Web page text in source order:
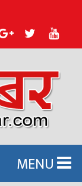
MENU